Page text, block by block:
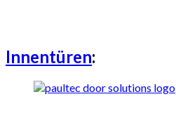
Innentüren: